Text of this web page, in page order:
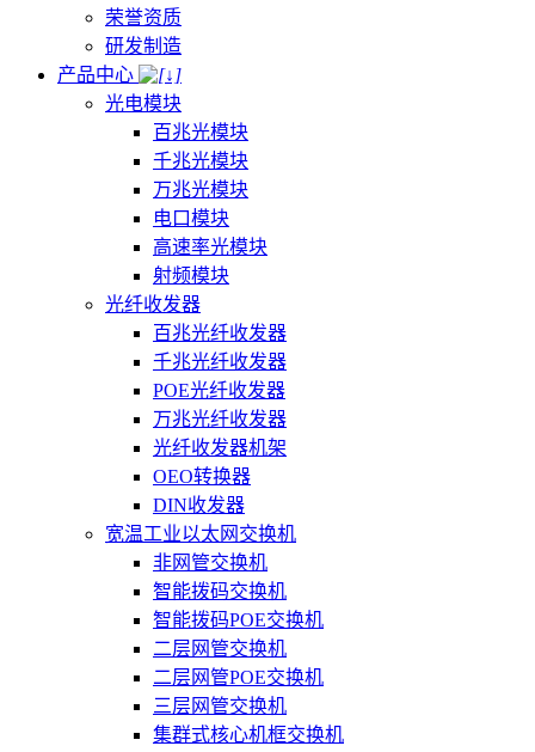
荣誉资质
研发制造
产品中心
光电模块
百兆光模块
千兆光模块
万兆光模块
电口模块
高速率光模块
射频模块
光纤收发器
百兆光纤收发器
千兆光纤收发器
POE光纤收发器
万兆光纤收发器
光纤收发器机架
OEO转换器
DIN收发器
宽温工业以太网交换机
非网管交换机
智能拨码交换机
智能拨码POE交换机
二层网管交换机
二层网管POE交换机
三层网管交换机
集群式核心机框交换机